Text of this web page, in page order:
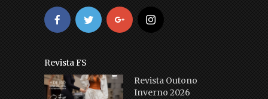
Revista FS
Revista Outono
Inverno 2026